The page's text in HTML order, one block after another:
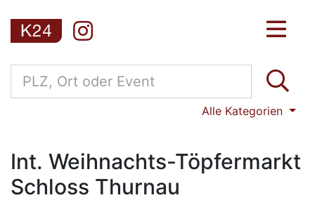
Alle Kategorien
Int. Weihnachts-Töpfermarkt
Schloss Thurnau